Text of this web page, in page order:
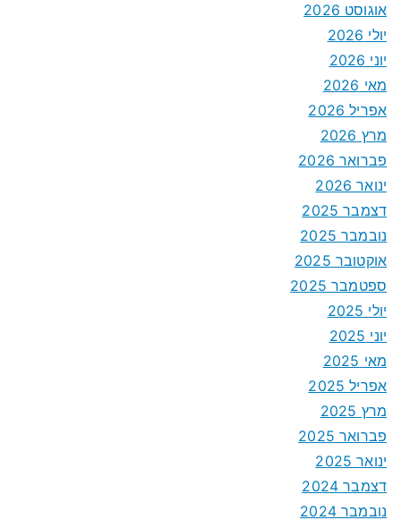
אוגוסט 2026
יולי 2026
יוני 2026
מאי 2026
אפריל 2026
מרץ 2026
פברואר 2026
ינואר 2026
דצמבר 2025
נובמבר 2025
אוקטובר 2025
ספטמבר 2025
יולי 2025
יוני 2025
מאי 2025
אפריל 2025
מרץ 2025
פברואר 2025
ינואר 2025
דצמבר 2024
נובמבר 2024